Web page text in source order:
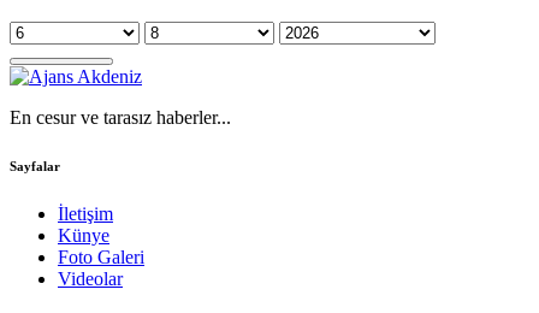
En cesur ve tarasız haberler...
Sayfalar
İletişim
Künye
Foto Galeri
Videolar